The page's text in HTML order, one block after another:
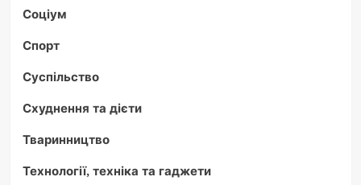
Соціум
Спорт
Суспільство
Схуднення та дієти
Тваринництво
Технології, техніка та гаджети